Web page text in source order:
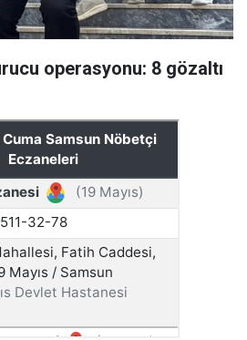
operasyonu: 8 gözaltı